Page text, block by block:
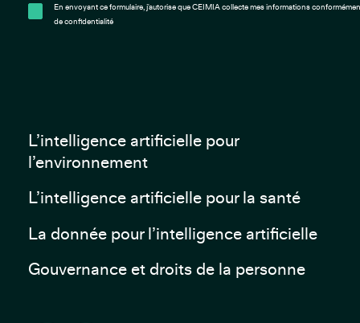
En envoyant ce formulaire, j'autorise que CEIMIA collecte mes informations
de confidentialité
L’intelligence artificielle pour
l’environnement
L’intelligence artificielle pour la santé
La donnée pour l’intelligence artificielle
Gouvernance et droits de la personne